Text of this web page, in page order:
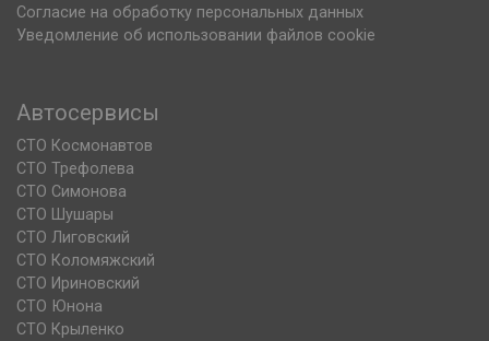
Согласие на обработку персональных данных
Уведомление об использовании файлов cookie
Автосервисы
СТО Космонавтов
СТО Трефолева
СТО Симонова
СТО Шушары
СТО Лиговский
СТО Коломяжский
СТО Ириновский
СТО Юнона
СТО Крыленко